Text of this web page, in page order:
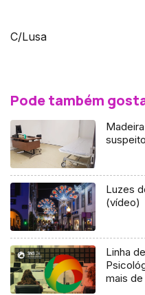
C/Lusa
Pode também
Luzes
(vídeo)
Linha
mais